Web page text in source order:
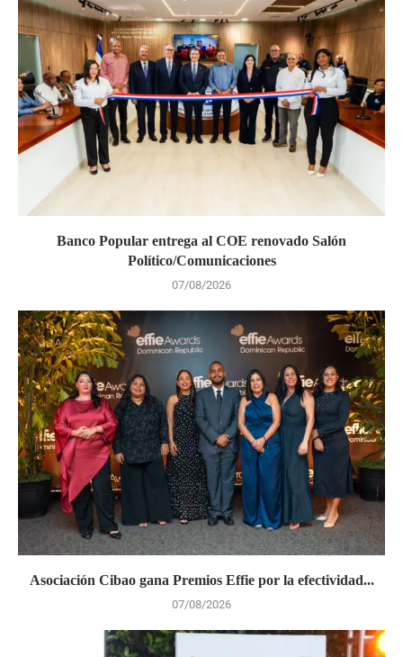
Banco Popular entrega al COE renovado Salón
Político/Comunicaciones
07/08/2026
Asociación Cibao gana Premios Effie por la efectividad...
07/08/2026